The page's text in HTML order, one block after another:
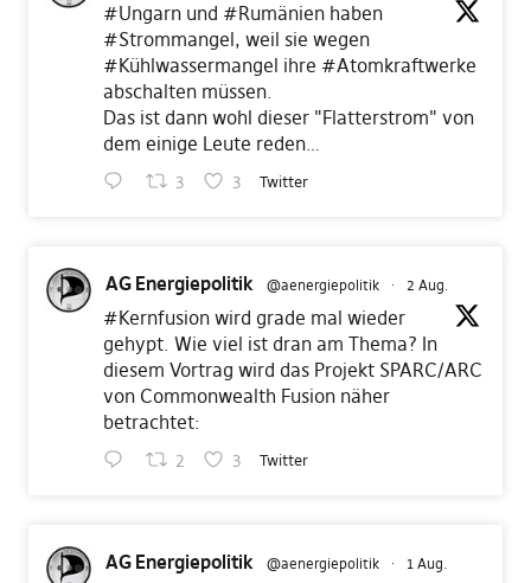
#Ungarnund #Rumänienhaben
#Strommangel, weil sie wegen
#Kühlwassermangel ihre #Atomkraftwerke
abschalten müssen.
Das ist dann wohl dieser "Flatterstrom" von
dem einige Leute reden…
3 3 Twitter
AG Energiepolitik @aenergiepolitik · 2 Aug.
#Kernfusionwird grade mal wieder
gehypt. Wie viel ist dran am Thema? In
diesem Vortrag wird das Projekt SPARC/ARC
von Commonwealth Fusion näher
betrachtet:
2 3 Twitter
AG Energiepolitik @aenergiepolitik · 1 Aug.